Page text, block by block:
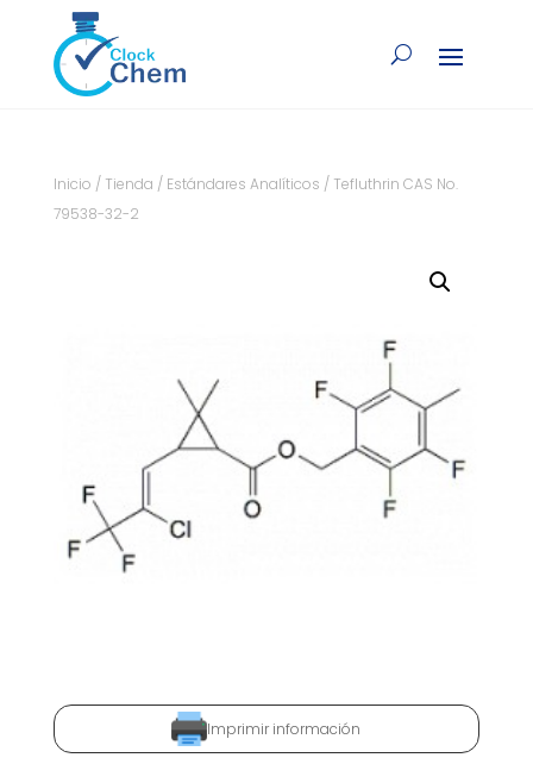
Inicio / Tienda / Estándares Analíticos / Tefluthrin CAS No.
79538-32-2
Imprimir información